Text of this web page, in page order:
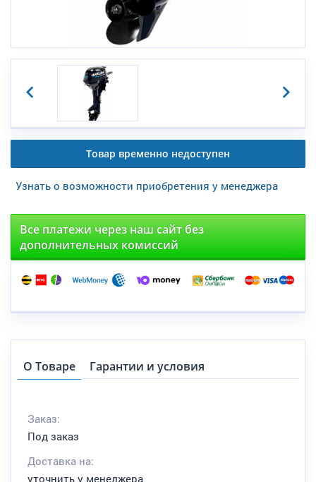
Товар временно недоступен
Узнать о возможности приобретения у менеджера
Все платежи через наш сайт без
дополнительных комиссий
О Товаре Гарантии и условия
Заказ:
Под заказ
Доставка на:
уточнить у менеджера